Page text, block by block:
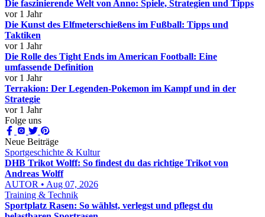
Die faszinierende Welt von Anno: Spiele, Strategien und Tipps
vor 1 Jahr
Die Kunst des Elfmeterschießens im Fußball: Tipps und
Taktiken
vor 1 Jahr
Die Rolle des Tight Ends im American Football: Eine
umfassende Definition
vor 1 Jahr
Terrakion: Der Legenden-Pokemon im Kampf und in der
Strategie
vor 1 Jahr
Folge uns
Neue Beiträge
Sportgeschichte & Kultur
DHB Trikot Wolff: So findest du das richtige Trikot von
Andreas Wolff
AUTOR • Aug 07, 2026
Training & Technik
Sportplatz Rasen: So wählst, verlegst und pflegst du